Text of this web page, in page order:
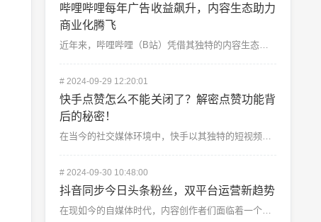
哔哩哔哩每年广告收益飙升，内容生态助力
商业化腾飞
近年来，哔哩哔哩（B站）凭借其独特的内容生态和用户粘性，逐渐从一个年轻人的小众社区成长为一个集娱乐、...
#2024-09-29 12:20:01
快手点赞怎么不能关闭了？解密点赞功能背
后的秘密！
在当今的社交媒体环境中，快手以其独特的短视频内容和丰富的互动形式深受用户喜爱。而在快手的互动功能中，...
#2024-09-30 10:48:00
抖音同步今日头条粉丝，双平台运营新趋势
在现如今的自媒体时代，内容创作者们面临着一个共同的难题：如何在多个平台之间更高效地管理自己的粉丝群体...